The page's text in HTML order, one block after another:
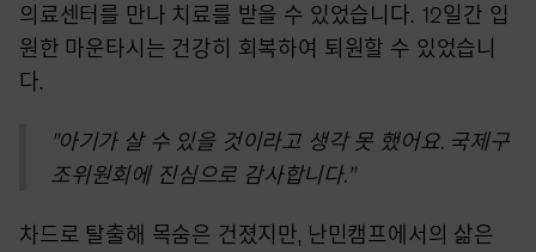
의료센터를 만나 치료를 받을 수 있었습니다. 12일간 입
원한 마운타시는 건강히 회복하여 퇴원할 수 있었습니
다.
"아기가 살 수 있을 것이라고 생각 못 했어요. 국제구
조위원회에 진심으로 감사합니다."
차드로 탈출해 목숨은 건졌지만, 난민캠프에서의 삶은